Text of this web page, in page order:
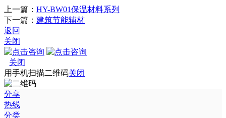
上一篇： HY-BW01保温材料系列
下一篇： 建筑节能辅材
返回
关闭
关闭
用手机扫描二维码关闭
分享
热线
分类